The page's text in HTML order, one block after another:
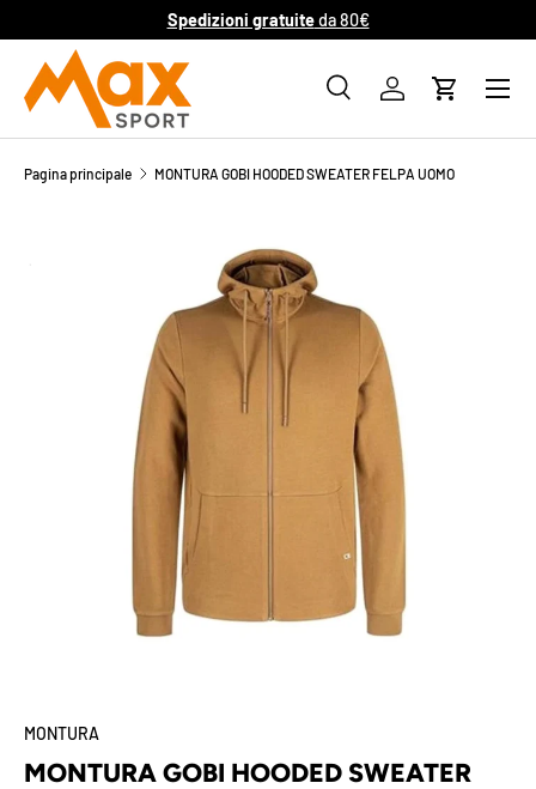
PASSA AI CONTENUTI
Spedizioni gratuiteda 80€
Cerca
CercaAccediCarrello
Pagina principale MONTURA GOBI HOODED SWEATER FELPA UOMO
PASSA ALLE INFORMAZIONI SUL PRODOTTO
MONTURA
MONTURA GOBI HOODED SWEATER